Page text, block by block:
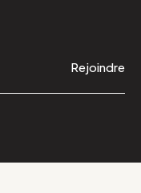
Rejoindre